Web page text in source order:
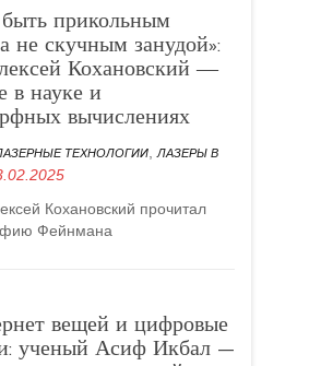
прикольным
не скучным занудой»:
Кохановский ―
в науке и
вычислениях
ТЕХНОЛОГИИ
ЛАЗЕРЫ В
Кохановский прочитал
Фейнмана
вещей и цифровые
ученый Асиф Икбал —